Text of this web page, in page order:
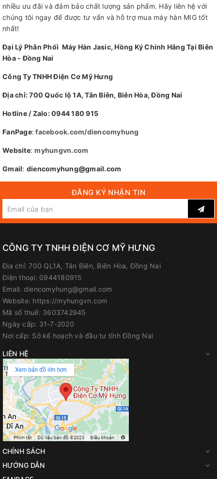
nhiều ưu đãi và đảm bảo chất lượng sản phẩm. Hãy liên hệ với
chúng tôi ngay để được tư vấn và hỗ trợ mua máy hàn MIG tốt
nhất!
Đại Lý Phân Phối Máy Hàn Jasic, Hồng Ký Chính Hãng Tại Biên
Hòa - Đồng Nai
Công Ty TNHH Điện Cơ Mỹ Hưng
Địa chỉ: 700 Quốc lộ 1A, Tân Biên, Biên Hòa, Đồng Nai
Hotline / Zalo: 0944 180 915
FanPage: facebook.com/diencomyhung
Website:myhungvn.com
Gmail: diencomyhung@gmail.com
ĐĂNG KÝ NHẬN TIN
CÔNG TY TNHH ĐIỆN CƠ MỸ HƯNG
Địa chỉ: 700 QL1A, Tân Biên, Biên Hòa, Đồng Nai
Điện thoại: 0944180915
Email: diencomyhung@gmail.com
Website: https://myhungvn.com
Mã số thuế: 3603742945
Ngày cấp: 31-7-2020
Nơi cấp: Sở kế hoạch và đầu tư tỉnh Đồng Nai
LIÊN HỆ
CHÍNH SÁCH
HƯỚNG DẪN